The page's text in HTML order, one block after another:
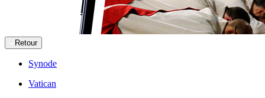
Retour
Synode
Vatican